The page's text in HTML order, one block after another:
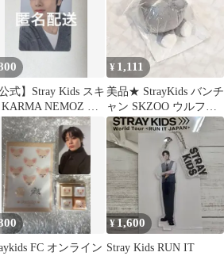
公式】Stray Kids スキ
KARMA NEMOZ 特
アイエン
¥ 1,111
美品★ StrayKids バンチ
ャン SKZOO ウルフチ
ャン スマホグリップ
FC オンライン
¥ 1,600
Stray Kids RUN IT